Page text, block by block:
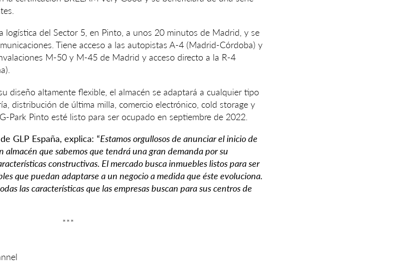
logística del Sector 5, en Pinto, a unos 20 minutos de Madrid, y se
Tiene acceso a las autopistas A-4 (Madrid-Córdoba) y
M-50 y M-45 de Madrid y acceso directo a la R-4
diseño altamente flexible, el almacén se adaptará a cualquier tipo
distribución de última milla, comercio electrónico, cold storage y
Park Pinto esté listo para ser ocupado en septiembre de 2022.
GLP España, explica: “Estamos orgullosos de anunciar el inicio de
almacén que sabemos que tendrá una gran demanda por su
constructivas. El mercado busca inmuebles listos para ser
que puedan adaptarse a un negocio a medida que éste evoluciona.
las características que las empresas buscan para sus centros de
***